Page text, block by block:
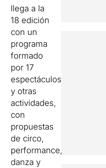
llega a la
18 edición
con un
programa
formado
por 17
espectáculos
y otras
actividades,
con
propuestas
de circo,
performance,
danza y